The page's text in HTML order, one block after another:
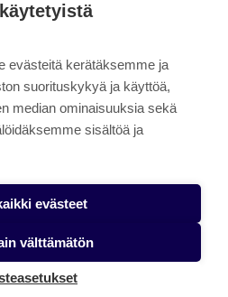
evästeitä kerätäksemme ja
suorituskykyä ja käyttöä,
median ominaisuuksia sekä
sisältöä ja
evästeet
välttämätön